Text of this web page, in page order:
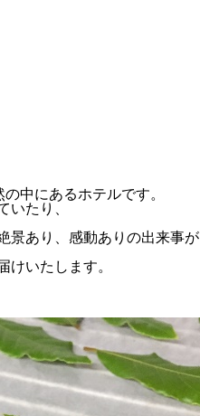
中にあるホテルです。
いたり、
景あり、感動ありの出来事が
けいたします。